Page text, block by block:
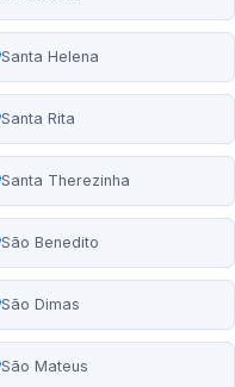
Santa Helena
Santa Rita
Santa Therezinha
São Benedito
São Dimas
São Mateus